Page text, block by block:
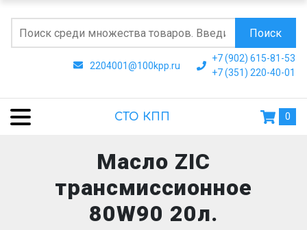
2204001@100kpp.ru
+7 (902) 615-81-53
+7 (351) 220-40-01
Поиск
СТО КПП 0
Масло ZIC
трансмиссионное
80W90 20л.